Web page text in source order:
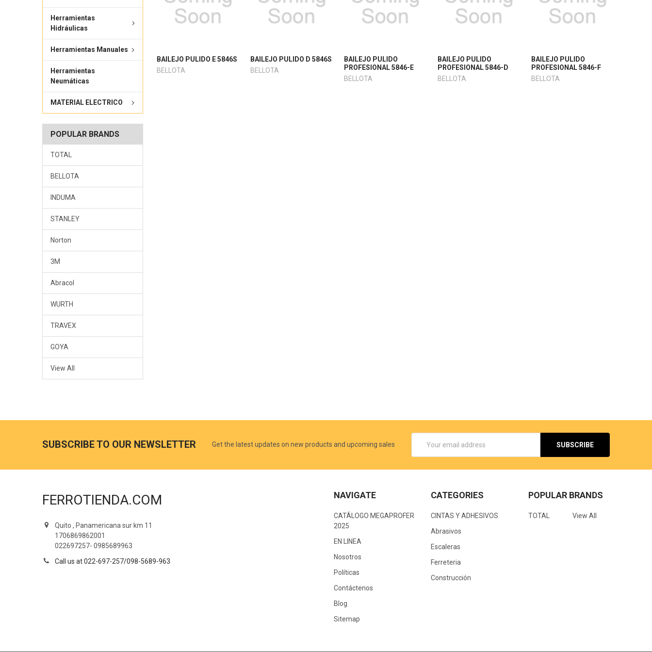
Herramientas
Hidráulicas
Herramientas Manuales
Herramientas
Neumáticas
MATERIAL ELECTRICO
POPULAR BRANDS
TOTAL
BELLOTA
INDUMA
STANLEY
Norton
3M
Abracol
WURTH
TRAVEX
GOYA
View All
BAILEJO PULIDO E 5846S
BELLOTA
BAILEJO PULIDO D 5846S
BELLOTA
BAILEJO PULIDO
PROFESIONAL 5846-E
BELLOTA
BAILEJO PULIDO
PROFESIONAL 5846-D
BELLOTA
BAILEJO PULIDO
PROFESIONAL 5846-F
BELLOTA
SUBSCRIBE TO OUR NEWSLETTER Get the latest updates on new products and upcoming sales
Address
FERROTIENDA.COM
Quito , Panamericana sur km 11
1706869862001
022697257- 0985689963
Call us at 022-697-257/098-5689-963
NAVIGATE
CATÁLOGO MEGAPROFER
2025
EN LINEA
Nosotros
Políticas
Contáctenos
Blog
Sitemap
CATEGORIES
CINTAS Y ADHESIVOS
Abrasivos
Escaleras
Ferreteria
Construcción
POPULAR BRANDS
TOTAL View All